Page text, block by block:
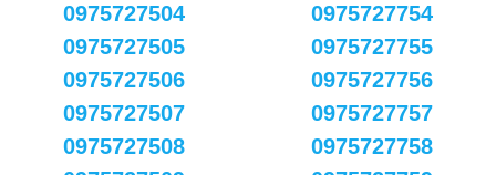
0975727504
0975727505
0975727506
0975727507
0975727508
0975727754
0975727755
0975727756
0975727757
0975727758